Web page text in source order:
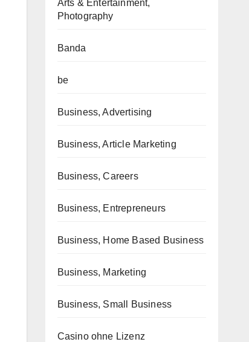
Arts & Entertainment,
Photography
Banda
be
Business, Advertising
Business, Article Marketing
Business, Careers
Business, Entrepreneurs
Business, Home Based Business
Business, Marketing
Business, Small Business
Casino ohne Lizenz